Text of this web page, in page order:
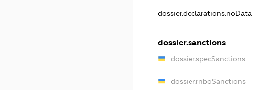
dossier.declarations.noData
dossier.sanctions
dossier.specSanctions
dossier.rnboSanctions